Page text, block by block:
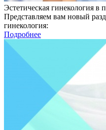
Эстетическая гинекология в
Представляем вам новый
гинекология:
Подробнее